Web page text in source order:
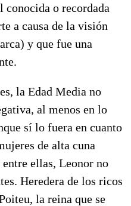
o recordada
a causa de la visión
y que fue una
la Edad Media no
al menos en lo
sí lo fuera en cuanto
de alta cuna
entre ellas, Leonor no
Heredera de los ricos
la reina que se